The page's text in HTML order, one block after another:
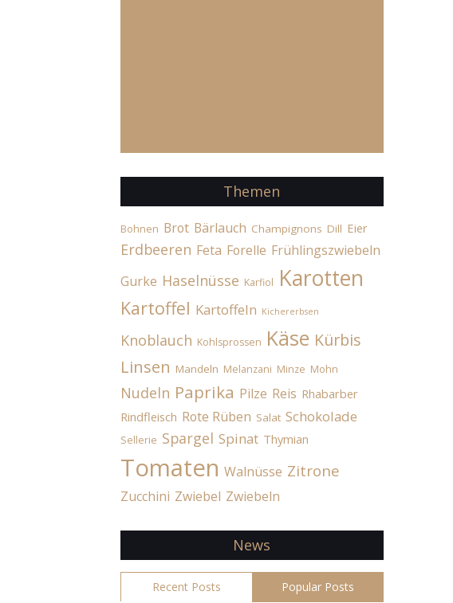
Themen
Bohnen Brot Bärlauch Champignons Dill Eier
Erdbeeren Feta Forelle Frühlingszwiebeln
Gurke Haselnüsse Karfiol Karotten
Kartoffel Kartoffeln Kichererbsen
Knoblauch Kohlsprossen Käse Kürbis
Linsen Mandeln Melanzani Minze Mohn
Nudeln Paprika Pilze Reis Rhabarber
Rindfleisch Rote Rüben Salat Schokolade
Sellerie Spargel Spinat Thymian
Tomaten Walnüsse Zitrone
Zucchini Zwiebel Zwiebeln
News
Recent Posts Popular Posts